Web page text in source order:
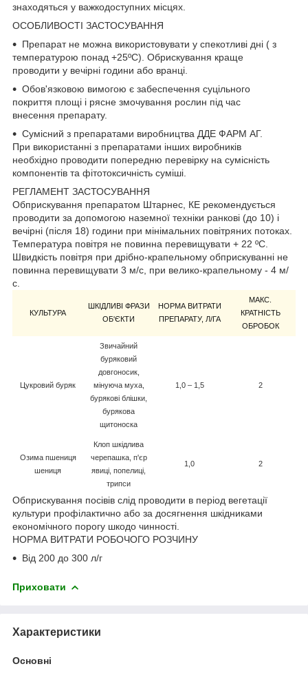
знаходяться у важкодоступних місцях.
ОСОБЛИВОСТІ ЗАСТОСУВАННЯ
Препарат не можна використовувати у спекотливі дні ( з
температурою понад +25ºС). Обрискування краще
проводити у вечірні години або вранці.
Обов'язковою вимогою є забеспечення суцільного
покриття площі і рясне змочування рослин під час
внесення препарату.
Сумісний з препаратами виробництва ДДЕ ФАРМ АГ.
При використанні з препаратами інших виробників
необхідно проводити попередню перевірку на сумісність
компонентів та фітотоксичність суміші.
РЕГЛАМЕНТ ЗАСТОСУВАННЯ
Обприскування препаратом Штарнес, КЕ рекомендується
проводити за допомогою наземної техніки ранкові (до 10) і
вечірні (після 18) години при мінімальних повітряних потоках.
Температура повітря не повинна перевищувати + 22 ºС.
Швидкість повітря при дрібно-крапельному обприскуванні не
повинна перевищувати 3 м/с, при велико-крапельному - 4 м/
с.
КУЛЬТУРА
ШКІДЛИВІ ФРАЗИ
ОБ'ЄКТИ
НОРМА ВИТРАТИ
ПРЕПАРАТУ, Л/ГА
МАКС.
КРАТНІСТЬ
ОБРОБОК
Цукровий буряк
Звичайний
буряковий
довгоносик,
мінуюча муха,
бурякові блішки,
бурякова
щитоноска
1,0 – 1,5 2
Озима пшениця
шениця
Клоп шкідлива
черепашка, п'єр
явиці, попелиці,
трипси
1,0 2
Обприскування посівів слід проводити в період вегетації
культури профілактично або за досягнення шкідниками
економічного порогу шкодо чинності.
НОРМА ВИТРАТИ РОБОЧОГО РОЗЧИНУ
Від 200 до 300 л/г
Приховати
Характеристики
Основні